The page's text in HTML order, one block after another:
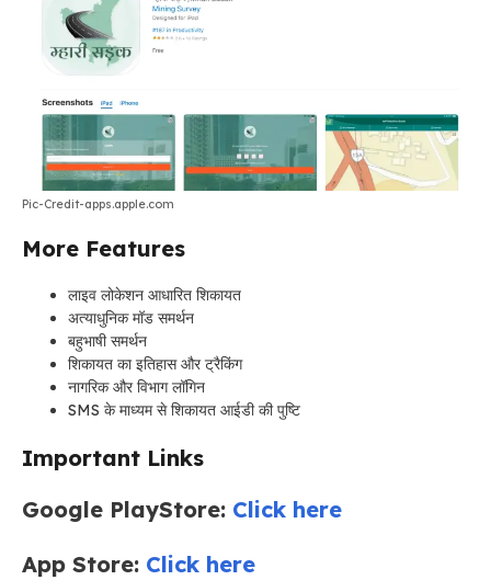
Pic-Credit-apps.apple.com
More Features
लाइव लोकेशन आधारित शिकायत
अत्याधुनिक मॉड समर्थन
बहुभाषी समर्थन
शिकायत का इतिहास और ट्रैकिंग
नागरिक और विभाग लॉगिन
SMS के माध्यम से शिकायत आईडी की पुष्टि
Important Links
Google PlayStore: Click here
App Store: Click here